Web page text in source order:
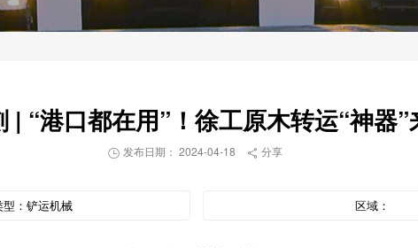
| “港口都在用”！徐工原木转运“神器
 发布日期： 2024-04-18  分享
型：铲运机械 区域：